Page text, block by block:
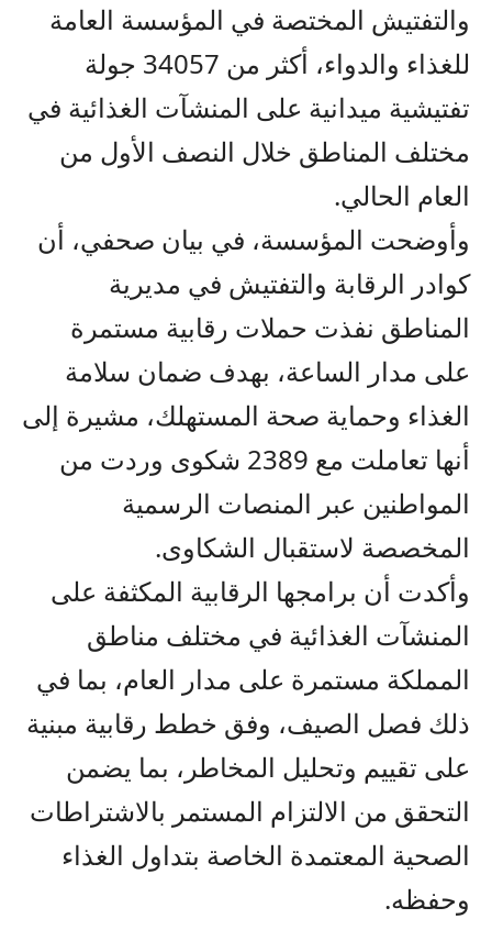
والتفتيش المختصة في المؤسسة العامة
للغذاء والدواء، أكثر من 34057 جولة
تفتيشية ميدانية على المنشآت الغذائية في
مختلف المناطق خلال النصف الأول من
العام الحالي.
وأوضحت المؤسسة، في بيان صحفي، أن
كوادر الرقابة والتفتيش في مديرية
المناطق نفذت حملات رقابية مستمرة
على مدار الساعة، بهدف ضمان سلامة
الغذاء وحماية صحة المستهلك، مشيرة إلى
أنها تعاملت مع 2389 شكوى وردت من
المواطنين عبر المنصات الرسمية
المخصصة لاستقبال الشكاوى.
وأكدت أن برامجها الرقابية المكثفة على
المنشآت الغذائية في مختلف مناطق
المملكة مستمرة على مدار العام، بما في
ذلك فصل الصيف، وفق خطط رقابية مبنية
على تقييم وتحليل المخاطر، بما يضمن
التحقق من الالتزام المستمر بالاشتراطات
الصحية المعتمدة الخاصة بتداول الغذاء
وحفظه.